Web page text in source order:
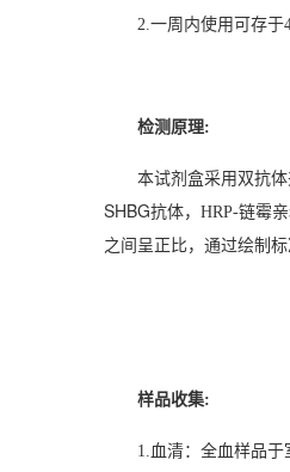
2.一周内使用可存于
检测原理:
本试剂盒采用双抗
SHBG抗体， HRP-链霉
之间呈正比，通过绘制
样品收集:
1. 血清：全血样品